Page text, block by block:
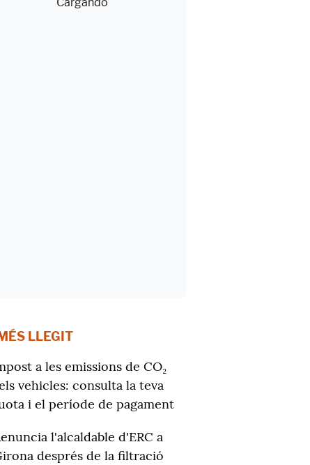
LLEGIT
a les emissions de CO₂
vehicles: consulta la teva
i el període de pagament
l'alcaldable d'ERC a
després de la filtració